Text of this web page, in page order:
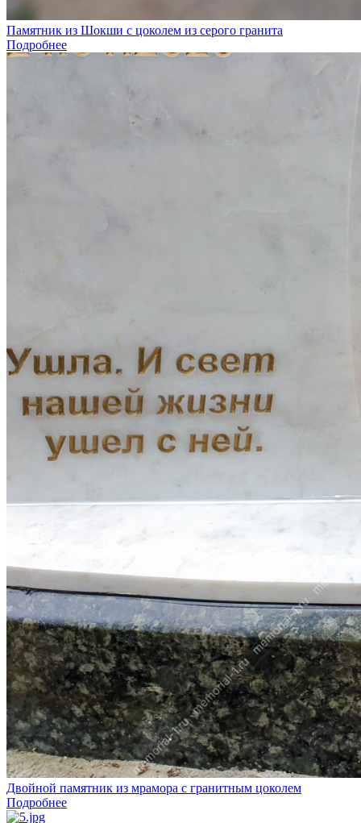
Памятник из Шокши с цоколем из серого гранита
Подробнее
Двойной памятник из мрамора с гранитным цоколем
Подробнее